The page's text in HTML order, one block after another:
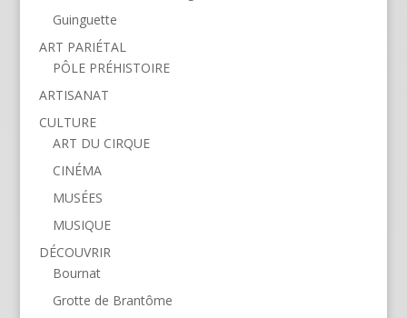
Guinguette
ART PARIÉTAL
PÔLE PRÉHISTOIRE
ARTISANAT
CULTURE
ART DU CIRQUE
CINÉMA
MUSÉES
MUSIQUE
DÉCOUVRIR
Bournat
Grotte de Brantôme